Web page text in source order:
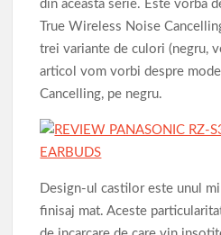
din aceasta serie. Este vorba
True Wireless Noise
trei variante de culori (negru,
articol vom vorbi despre
Cancelling, pe negru.
Design-ul castilor este unul
finisaj mat. Aceste